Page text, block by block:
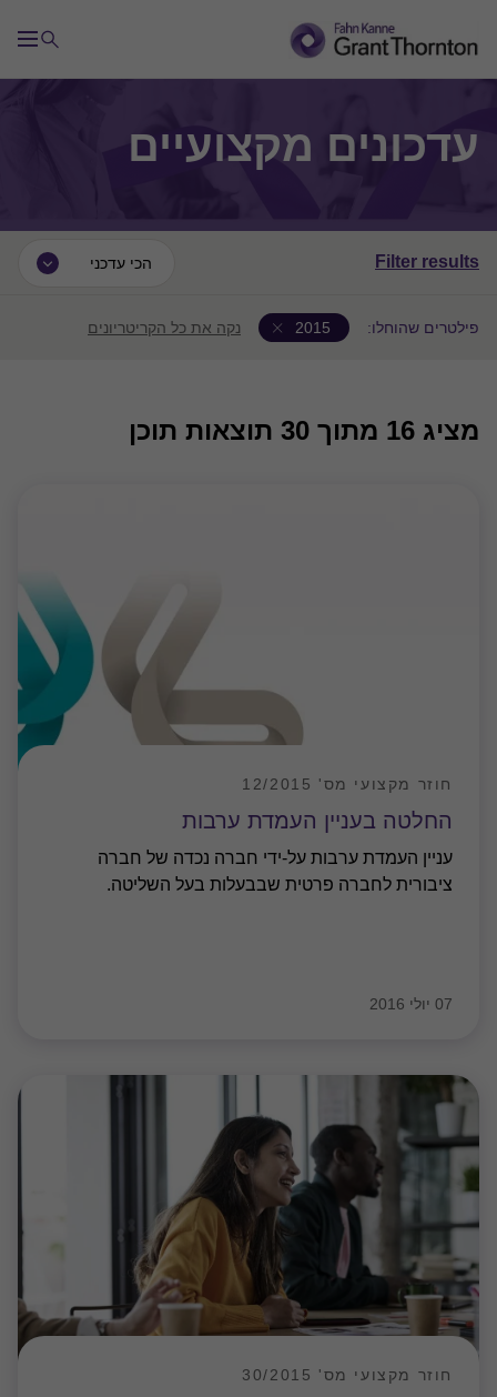
עדכונים מקצועיים
Filter results
פילטרים שהוחלו: 2015 נקה את כל הקריטריונים
מציג 16 מתוך 30 תוצאות תוכן
הכי עדכני
החלטה בעניין העמדת ערבות
חוזר מקצועי מס' 12/2015
עניין העמדת ערבות על-ידי חברה נכדה של חברה
ציבורית לחברה פרטית שבבעלות בעל השליטה.
07 יולי 2016
חוזר מקצועי מס' 30/2015